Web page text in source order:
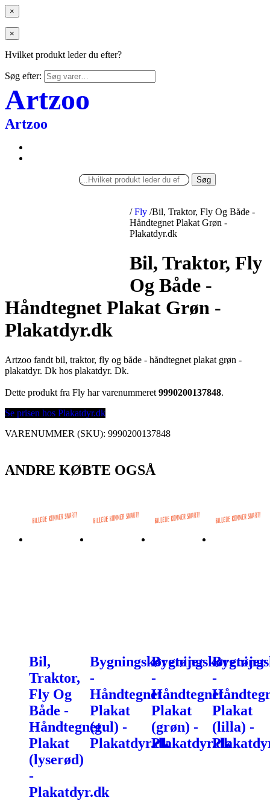
×
×
Hvilket produkt leder du efter?
Søg efter:
Artzoo
Artzoo
Søg
/ Fly /Bil, Traktor, Fly Og Både -
Håndtegnet Plakat Grøn -
Plakatdyr.dk
Bil, Traktor, Fly
Og Både -
Håndtegnet Plakat Grøn -
Plakatdyr.dk
Artzoo fandt bil, traktor, fly og både - håndtegnet plakat grøn -
plakatdyr. Dk hos plakatdyr. Dk.
Dette produkt fra Fly har varenummeret 9990200137848.
Se prisen hos Plakatdyr.dk
VARENUMMER (SKU): 9990200137848
ANDRE KØBTE OGSÅ
Bil,
Traktor,
Fly Og
Både -
Håndtegnet
Plakat
(lyserød)
-
Plakatdyr.dk
Bygningskøretøjer
-
Håndtegnet
Plakat
(gul) -
Plakatdyr.dk
Bygningskøretøjer
-
Håndtegnet
Plakat
(grøn) -
Plakatdyr.dk
-
Plakat
(lilla) -